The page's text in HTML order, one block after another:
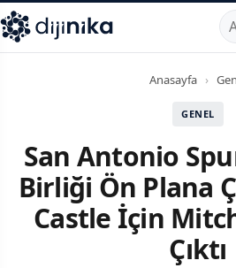
,Marmara Mahallesi,Beylikdüzü
Anasayfa ›
GENEL
San Antonio
Birliği Ön Plana
Castle İçin
Çıktı